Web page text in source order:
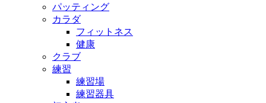
パッティング
カラダ
フィットネス
健康
クラブ
練習
練習場
練習器具